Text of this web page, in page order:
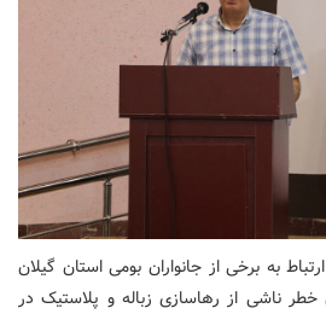
به برخی از جانواران بومی استان گیلان
ناشی از رهاسازی زباله و پلاستیک در